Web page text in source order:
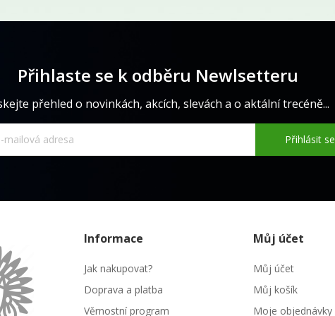
Přihlaste se k odběru Newlsetteru
přehled o novinkách, akcích, slevách a o aktální trecéně...
Přihlásit se
Informace
Jak nakupovat?
Doprava a platba
Věrnostní program
Můj účet
Můj účet
Můj košík
Moje objednávky